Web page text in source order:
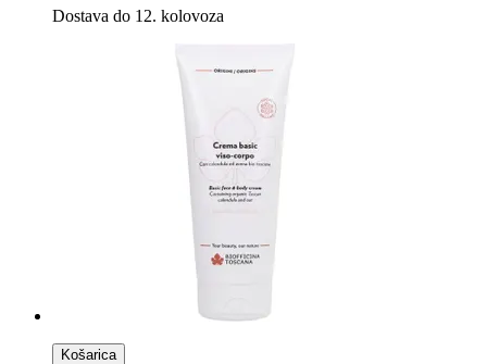
Dostava do 12. kolovoza
Košarica